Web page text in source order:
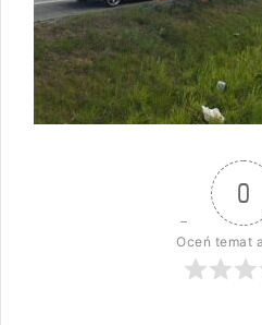
0
Oceń temat